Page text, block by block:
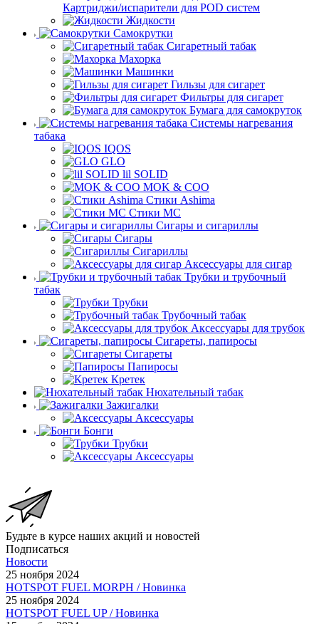
Картриджи/испарители для POD систем
Жидкости
Самокрутки
Сигаретный табак
Махорка
Машинки
Гильзы для сигарет
Фильтры для сигарет
Бумага для самокруток
Системы нагревания
табака
IQOS
GLO
lil SOLID
MOK & COO
Стики Ashima
Стики MC
Сигары и сигариллы
Сигары
Сигариллы
Аксессуары для сигар
Трубки и трубочный
табак
Трубки
Трубочный табак
Аксессуары для трубок
Сигареты, папиросы
Сигареты
Папиросы
Кретек
Нюхательный табак
Зажигалки
Аксессуары
Бонги
Трубки
Аксессуары
Будьте в курсе наших акций и новостей
Подписаться
Новости
25 ноября 2024
HOTSPOT FUEL MORPH / Новинка
25 ноября 2024
HOTSPOT FUEL UP / Новинка